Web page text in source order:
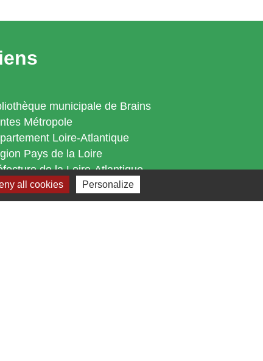
municipale de Brains
Métropole
Loire-Atlantique
Pays de la Loire
de la Loire-Atlantique
all cookies Personalize